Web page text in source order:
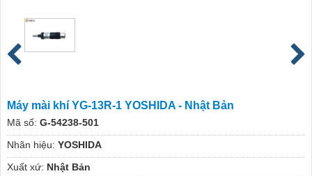
Máy mài khí YG-13R-1 YOSHIDA - Nhật Bản
Mã số: G-54238-501
Nhãn hiệu: YOSHIDA
Xuất xứ: Nhật Bản